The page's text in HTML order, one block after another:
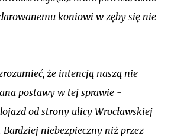
koniowi w zęby się nie
że intencją naszą nie
postawy w tej sprawie -
od strony ulicy Wrocławskiej
Bardziej niebezpieczny niż przez